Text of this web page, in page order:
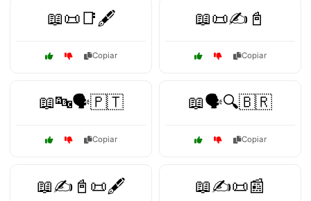
📖📜📑🖋️
Copiar
📖📜✍️📓
Copiar
📖🔤🗣️🇵🇹
Copiar
📖🗣️🔍🇧🇷
Copiar
📖✍️📓📜🖋️ 📖✍️📜📰